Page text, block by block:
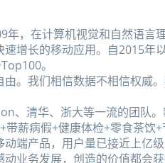
年，在计算机视觉和自然语
增长的移动应用。自2015
。
。我们相信数据不相信权威
清华、浙大等一流的团队。
薪病假+健康体检+零食茶
端产品，用户量已接近上亿级
业务发展，创造的价值都会